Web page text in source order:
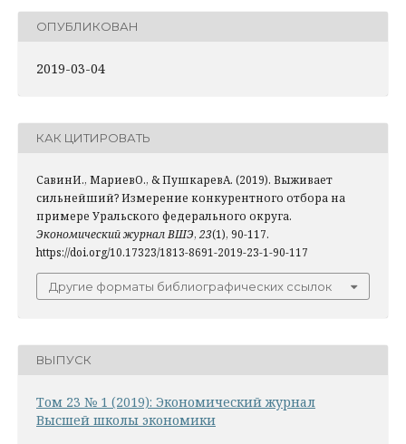
ОПУБЛИКОВАН
2019-03-04
КАК ЦИТИРОВАТЬ
СавинИ., МариевО., & ПушкаревА. (2019). Выживает
сильнейший? Измерение конкурентного отбора на
примере Уральского федерального округа.
Экономический журнал ВШЭ, 23(1), 90-117.
https://doi.org/10.17323/1813-8691-2019-23-1-90-117
Другие форматы библиографических ссылок
ВЫПУСК
Том 23 № 1 (2019): Экономический журнал
Высшей школы экономики